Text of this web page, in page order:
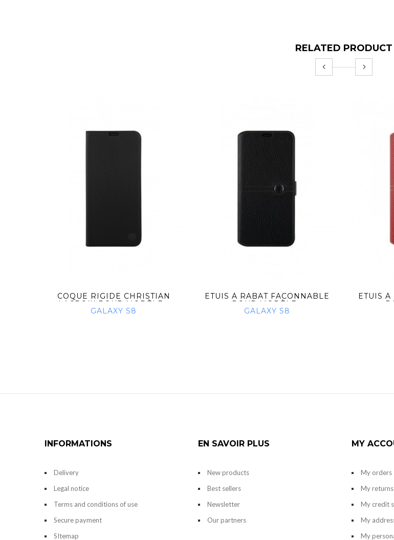
RELATED PRODUCT
COQUE RIGIDE CHRISTIAN
LACROIX POUR MODÈLE...
GALAXY S8
ETUIS À RABAT FACONNABLE
POUR MODÈLE...
GALAXY S8
ETUIS À
INFORMATIONS
Delivery
Legal notice
Terms and conditions of use
Secure payment
SItemap
EN SAVOIR PLUS
New products
Best sellers
Newsletter
Our partners
MY
My orders
My returns
My credit
My
My